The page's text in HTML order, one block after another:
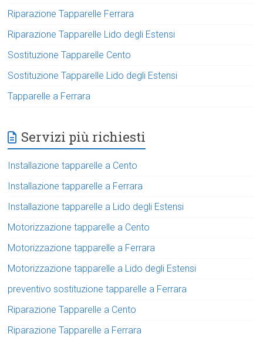
Riparazione Tapparelle Ferrara
Riparazione Tapparelle Lido degli Estensi
Sostituzione Tapparelle Cento
Sostituzione Tapparelle Lido degli Estensi
Tapparelle a Ferrara
Servizi più richiesti
Installazione tapparelle a Cento
Installazione tapparelle a Ferrara
Installazione tapparelle a Lido degli Estensi
Motorizzazione tapparelle a Cento
Motorizzazione tapparelle a Ferrara
Motorizzazione tapparelle a Lido degli Estensi
preventivo sostituzione tapparelle a Ferrara
Riparazione Tapparelle a Cento
Riparazione Tapparelle a Ferrara